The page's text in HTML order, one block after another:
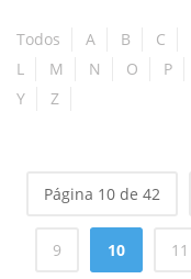
Todos A B C
L
M N O P
Y
Z
Página 10 de 42
9 10 11